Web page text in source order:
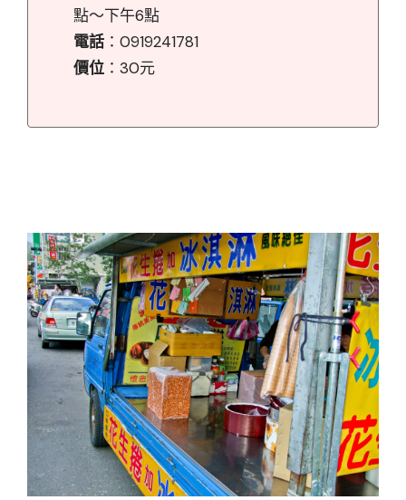
點～下午6點
電話 ：0919241781
價位 ：30元